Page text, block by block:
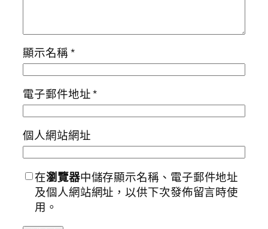
顯示名稱*
電子郵件地址*
個人網站網址
在瀏覽器中儲存顯示名稱、電子郵件地址
及個人網站網址，以供下次發佈留言時使
用。